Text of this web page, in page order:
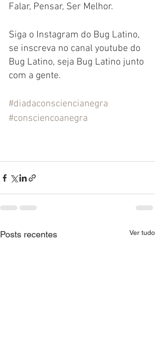
Falar, Pensar, Ser Melhor.
Siga o Instagram do Bug Latino,
se inscreva no canal youtube do
Bug Latino, seja Bug Latino junto
com a gente.
#diadaconsciencianegra
#consciencoanegra
Posts recentes Ver tudo